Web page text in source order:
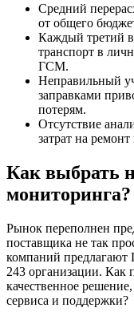
Средний
от общего
Каждый третий
транспорт в
ГСМ.
Неправильный
заправками
потерям.
Отсутствие
затрат на
Как выбрать
мониторинга?
Рынок переполнен
поставщика не так
компаний
243 организации. Как
качественное
сервиса и поддержки?